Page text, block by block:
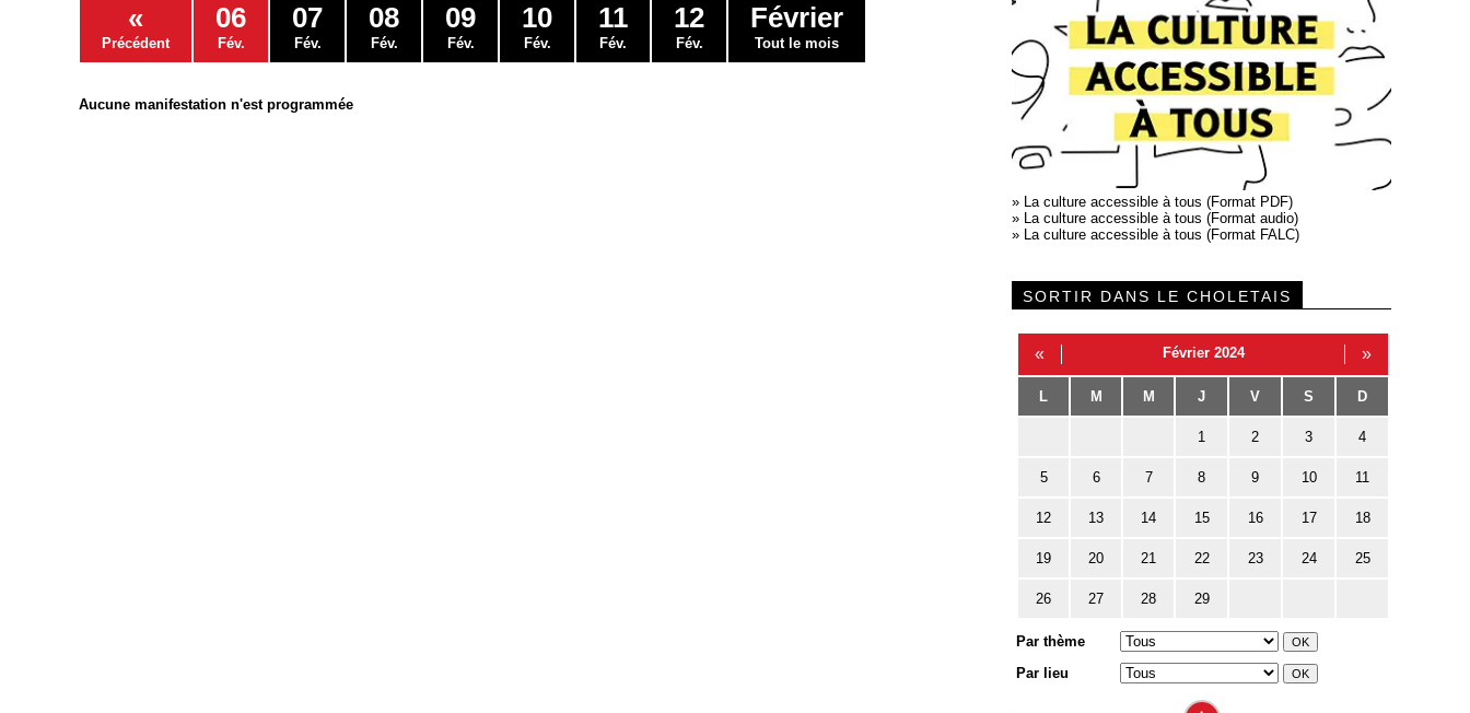
«
Précédent
06
Fév.
07
Fév.
08
Fév.
09
Fév.
10
Fév.
11
Fév.
12
Fév.
Février
Tout le mois
Aucune manifestation n'est programmée
» La culture accessible à tous (Format PDF)
» La culture accessible à tous (Format audio)
» La culture accessible à tous (Format FALC)
SORTIR DANS LE CHOLETAIS
« Février 2024 »
L M M J V S D
1 2 3 4
5 6 7 8 9 10 11
12 13 14 15 16 17 18
19 20 21 22 23 24 25
26 27 28 29
Par thème
Par lieu